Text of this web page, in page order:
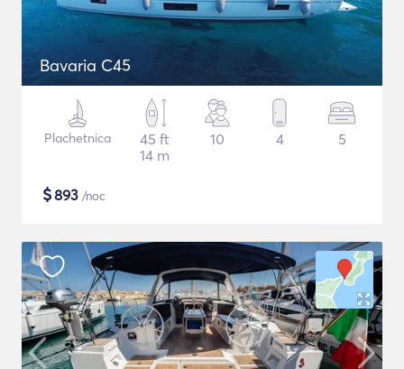
Bavaria C45
Plachetnica
45 ft
14 m
10 4 5
$893 /noc